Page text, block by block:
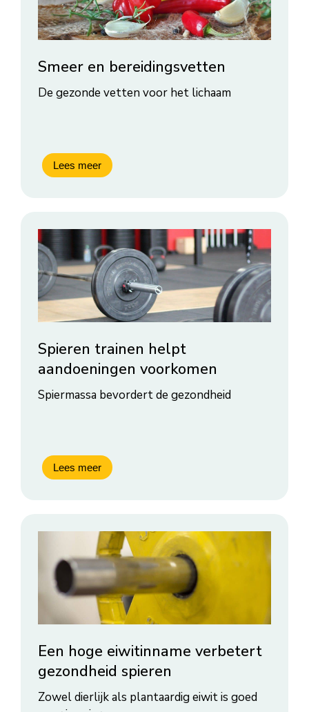
Smeer en bereidingsvetten
De gezonde vetten voor het lichaam
Spieren trainen helpt
aandoeningen voorkomen
Spiermassa bevordert de gezondheid
Een hoge eiwitinname verbetert
gezondheid spieren
Zowel dierlijk als plantaardig eiwit is goed